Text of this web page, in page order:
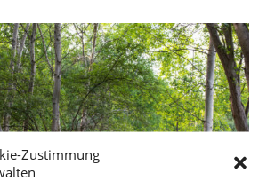
Zustimmung